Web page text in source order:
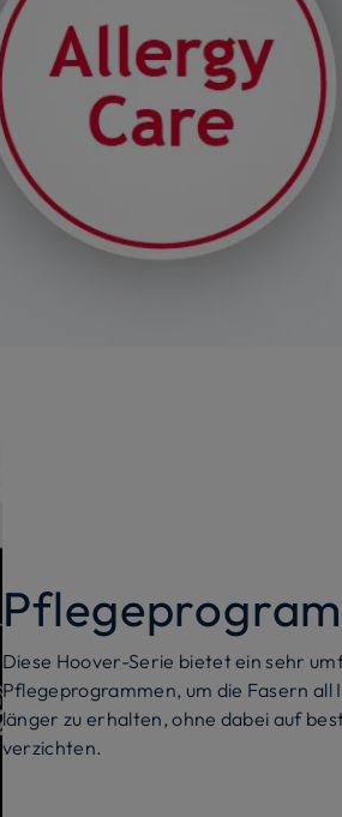
Diese Hoover-Serie bietet ein sehr
Pflegeprogrammen, um die Fasern all
länger zu erhalten, ohne dabei auf
verzichten.